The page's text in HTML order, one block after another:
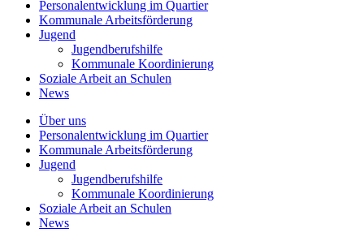
Personalentwicklung im Quartier
Kommunale Arbeitsförderung
Jugend
Jugendberufshilfe
Kommunale Koordinierung
Soziale Arbeit an Schulen
News
Über uns
Personalentwicklung im Quartier
Kommunale Arbeitsförderung
Jugend
Jugendberufshilfe
Kommunale Koordinierung
Soziale Arbeit an Schulen
News